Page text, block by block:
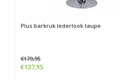
Plus barkruk lederlook taupe
€179,95
€137,95